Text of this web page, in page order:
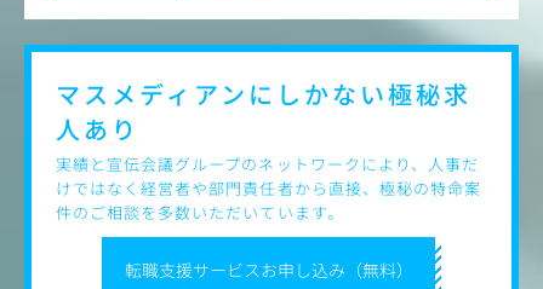
・フィールドセールスとして、アポ獲得後の商談～クロー
ジングまでの新規獲得営業
転職支援サービスお申し込み（無料）
マスメディアンにしかない極秘求
人あり
実績と宣伝会議グループのネットワークにより、人事だ
けではなく経営者や部門責任者から直接、極秘の特命案
件のご相談を多数いただいています。